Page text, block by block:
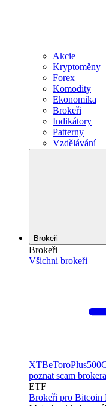
Akcie
Kryptoměny
Forex
Komodity
Ekonomika
Brokeři
Indikátory
Patterny
Vzdělávání
Brokeři
Brokeři
Všichni brokeři
XTBeToroPlus500
poznat scam
ETF
Brokeři pro Bitcoin